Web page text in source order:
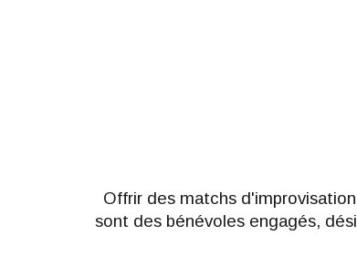
Offrir des matchs
sont des bénévoles engagés,